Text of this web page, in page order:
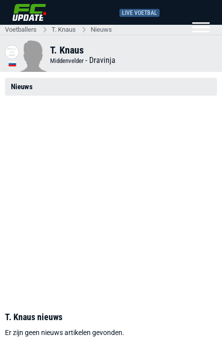
LIVE VOETBAL
Voetballers T. Knaus Nieuws
T. Knaus
Middenvelder - Dravinja
Nieuws
T. Knaus nieuws
Er zijn geen nieuws artikelen gevonden.